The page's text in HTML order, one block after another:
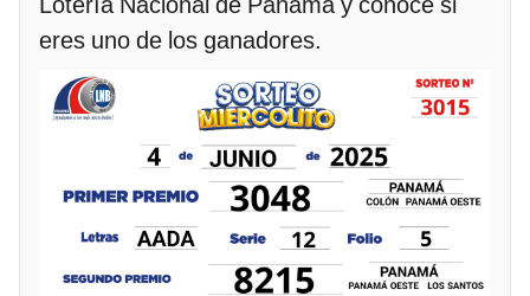
eres uno de los ganadores.